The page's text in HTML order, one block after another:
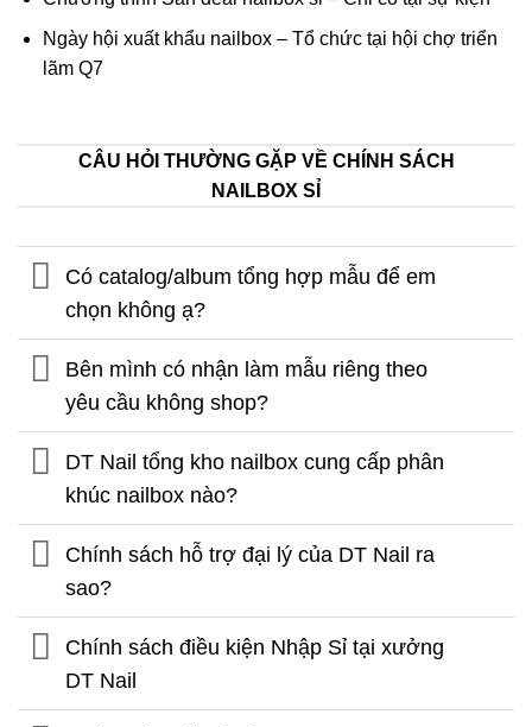
Ngày hội xuất khẩu nailbox – Tổ chức tại hội chợ triển
lãm Q7
CÂU HỎI THƯỜNG GẶP VỀ CHÍNH SÁCH
NAILBOX SỈ
Có catalog/album tổng hợp mẫu để em
chọn không ạ?
Bên mình có nhận làm mẫu riêng theo
yêu cầu không shop?
DT Nail tổng kho nailbox cung cấp phân
khúc nailbox nào?
Chính sách hỗ trợ đại lý của DT Nail ra
sao?
Chính sách điều kiện Nhập Sỉ tại xưởng
DT Nail